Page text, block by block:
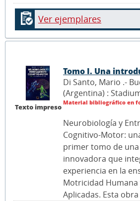
Ver ejemplares
Texto impreso
Tomo I. Una
Di Santo, Mario .-
(Argentina) :
Material bibliográfico en
Neurobiología y
Cognitivo-Motor:
primer tomo de
innovadora que
experiencia en la
Motricidad Humana
Aplicadas. Esta